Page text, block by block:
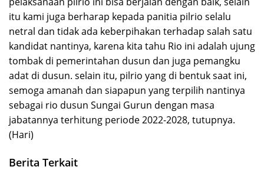
itu kami juga berharap kepada panitia pilrio selalu
netral dan tidak ada keberpihakan terhadap salah satu
kandidat nantinya, karena kita tahu Rio ini adalah ujung
tombak di pemerintahan dusun dan juga pemangku
adat di dusun. selain itu, pilrio yang di bentuk saat ini,
semoga amanah dan siapapun yang terpilih nantinya
sebagai rio dusun Sungai Gurun dengan masa
jabatannya terhitung periode 2022-2028, tutupnya.
(Hari)
Berita Terkait